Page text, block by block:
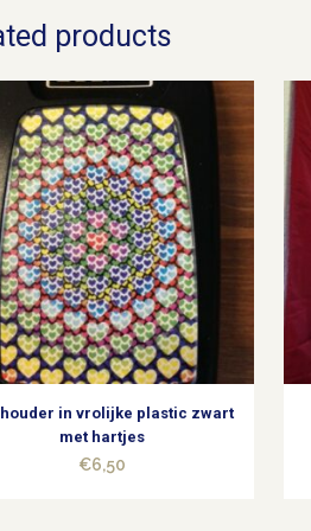
products
in vrolijke plastic zwart
met hartjes
€6,50